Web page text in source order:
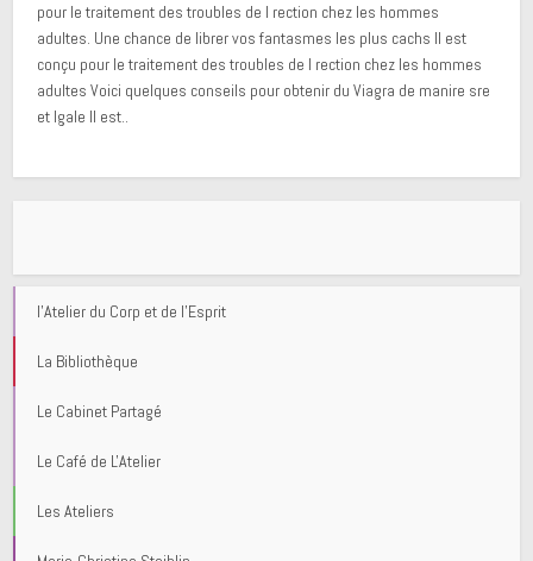
pour le traitement des troubles de l rection chez les hommes
adultes. Une chance de librer vos fantasmes les plus cachs Il est
conçu pour le traitement des troubles de l rection chez les hommes
adultes Voici quelques conseils pour obtenir du Viagra de manire sre
et lgale Il est..
l'Atelier du Corp et de l'Esprit
La Bibliothèque
Le Cabinet Partagé
Le Café de L'Atelier
Les Ateliers